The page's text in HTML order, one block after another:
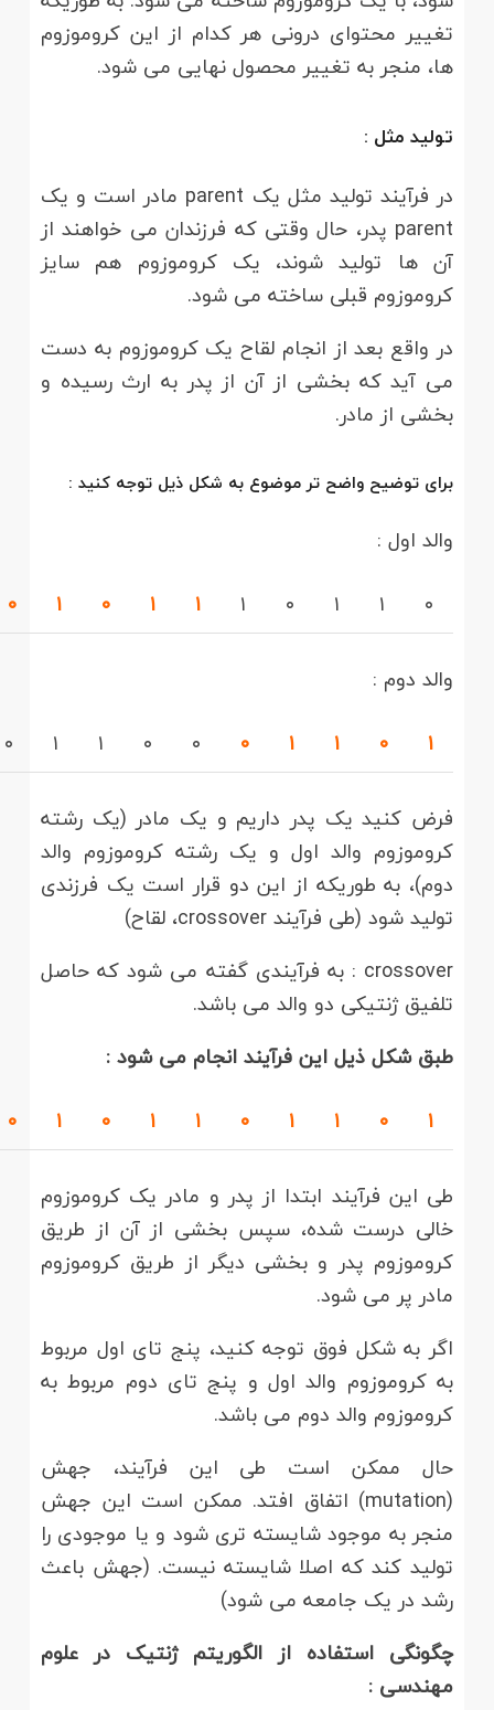
تغییر محتوای درونی هر کدام از این کروموزوم
ها، منجر به تغییر محصول نهایی می شود.
تولید مثل :
در فرآیند تولید مثل یک parent مادر است و یک
parent پدر، حال وقتی که فرزندان می خواهند از
آن ها تولید شوند، یک کروموزوم هم سایز
کروموزوم قبلی ساخته می شود.
در واقع بعد از انجام لقاح یک کروموزوم به دست
می آید که بخشی از آن از پدر به ارث رسیده و
بخشی از مادر.
برای توضیح واضح تر موضوع به شکل ذیل توجه کنید :
والد اول :
۰
۱ ۱ ۰ ۱ ۱ ۱ ۰ ۱ ۰
والد دوم :
۱
۰ ۱ ۱ ۰ ۰ ۰ ۱ ۱ ۰
فرض کنید یک پدر داریم و یک مادر (یک رشته
کروموزوم والد اول و یک رشته کروموزوم والد
دوم)، به طوریکه از این دو قرار است یک فرزندی
تولید شود (طی فرآیند crossover، لقاح)
crossover : به فرآیندی گفته می شود که حاصل
تلفیق ژنتیکی دو والد می باشد.
طبق شکل ذیل این فرآیند انجام می شود :
۱
۰ ۱ ۱ ۰ ۱ ۱ ۰ ۱ ۰
طی این فرآیند ابتدا از پدر و مادر یک کروموزوم
خالی درست شده، سپس بخشی از آن از طریق
کروموزوم پدر و بخشی دیگر از طریق کروموزوم
مادر پر می شود.
اگر به شکل فوق توجه کنید، پنج تای اول مربوط
به کروموزوم والد اول و پنج تای دوم مربوط به
کروموزوم والد دوم می باشد.
حال ممکن است طی این فرآیند، جهش
(mutation) اتفاق افتد. ممکن است این جهش
منجر به موجود شایسته تری شود و یا موجودی را
تولید کند که اصلا شایسته نیست. (جهش باعث
رشد در یک جامعه می شود)
چگونگی استفاده از الگوریتم ژنتیک در علوم
مهندسی :